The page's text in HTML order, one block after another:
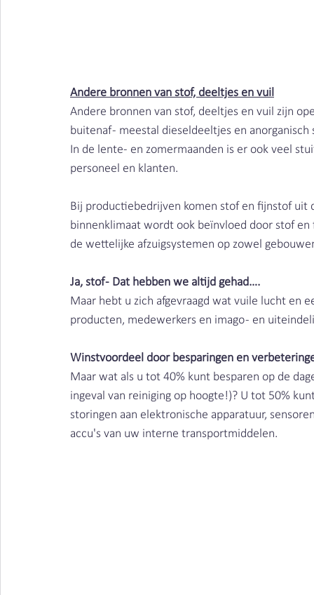
Andere bronnen van stof, deeltjes en vuil
Andere bronnen van stof, deeltjes en vuil zijn
buitenaf - meestal dieseldeeltjes en
In de lente- en zomermaanden is er ook veel
personeel en klanten.
Bij productiebedrijven komen stof en fijnstof uit
binnenklimaat wordt ook beïnvloed door stof
de wettelijke afzuigsystemen op zowel
Ja, stof - Dat hebben we altijd gehad….
Maar hebt u zich afgevraagd wat vuile lucht en
producten, medewerkers en imago - en
Winstvoordeel door besparingen en
Maar wat als u tot 40% kunt besparen op de
ingeval van reiniging op hoogte!)? U tot 50%
storingen aan elektronische apparatuur,
accu's van uw interne transportmiddelen.